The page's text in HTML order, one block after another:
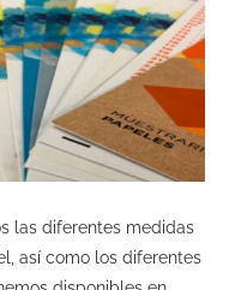
las diferentes medidas
así como los diferentes